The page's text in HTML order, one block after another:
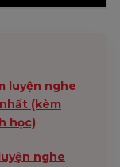
luyện nghe
(kèm
học)
nghe